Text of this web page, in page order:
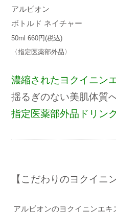
アルビオン
ボトルド ネイチャー
50ml 660円(税込)
〈指定医薬部外品〉
濃縮されたヨクイニン
揺るぎのない美肌体質
指定医薬部外品 ドリン
【こだわりのヨクイニ
アルビオンのヨクイニンエ